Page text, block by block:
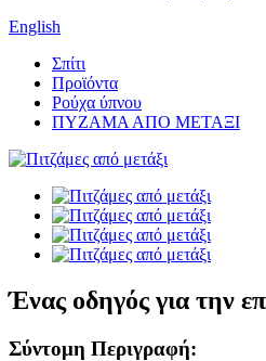
English
Σπίτι
Προϊόντα
Ρούχα ύπνου
ΠΥΖΑΜΑ ΑΠΟ ΜΕΤΑΞΙ
Ένας οδηγός για την
Σύντομη Περιγραφή: